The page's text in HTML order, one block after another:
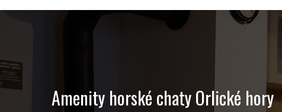
Amenity horské chaty Orlické hory